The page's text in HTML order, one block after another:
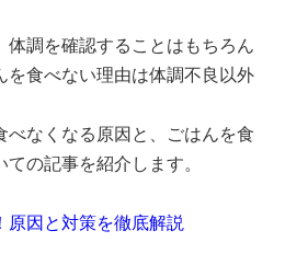
体調を確認することはもちろん
を食べない理由は体調不良以外
べなくなる原因と、ごはんを食
の記事を紹介します。
原因と対策を徹底解説